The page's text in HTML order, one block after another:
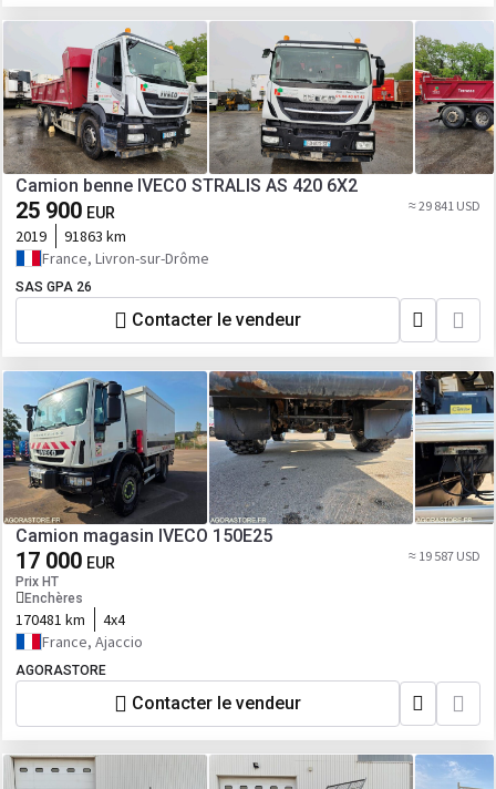
Camion benne IVECO STRALIS AS 420 6X2
25 900 EUR ≈ 29 841 USD
2019
91863 km
France, Livron-sur-Drôme
SAS GPA 26
Contacter le vendeur
Camion magasin IVECO 150E25
17 000 EUR
Prix HT
Enchères
≈ 19 587 USD
170481 km
4x4
France, Ajaccio
AGORASTORE
Contacter le vendeur